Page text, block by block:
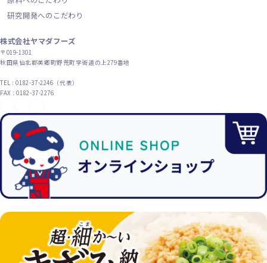
研究開発へのこだわり
株式会社ヤマダフーズ
〒019-1301
秋田県仙北郡美郷町野荒町字街道の上279番地
TEL : 0182-37-2246（代表）
FAX : 0182-37-2276